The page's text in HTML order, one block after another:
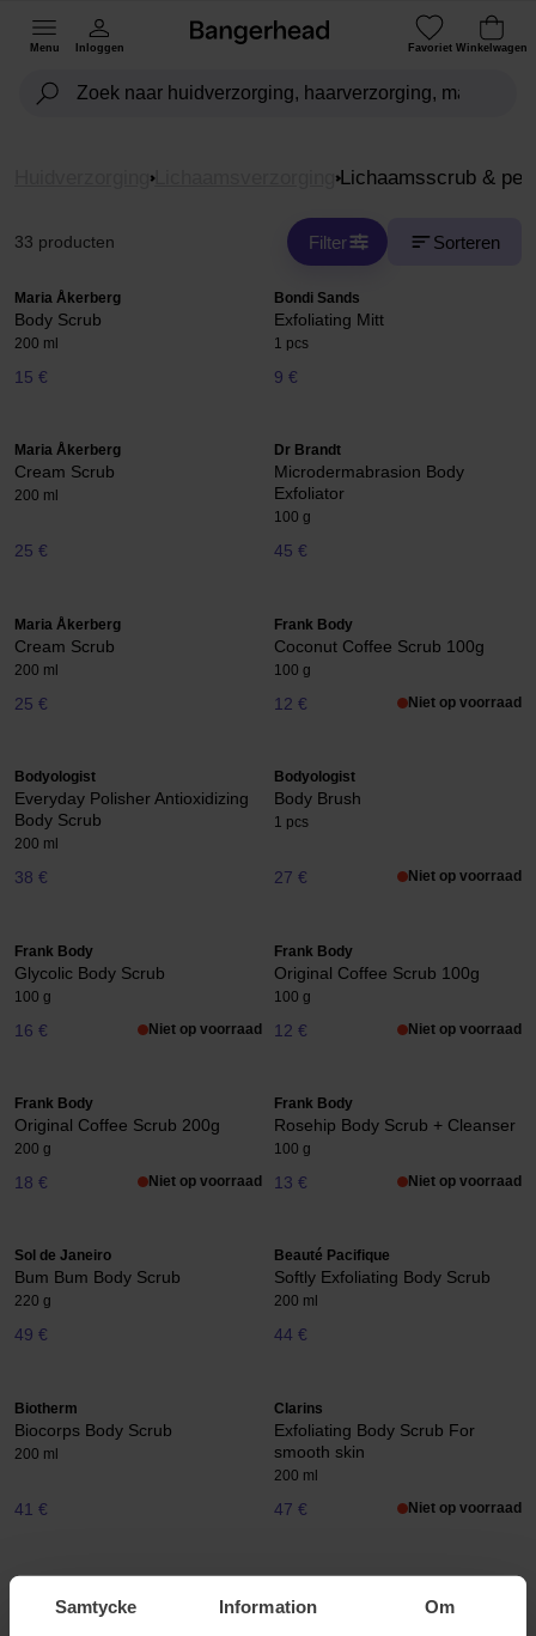
Samtycke Information Om
Menu Inloggen Favoriet Winkelwagen
Lichaamsverzorging Lichaamsscrub &
33 producten Filter Sorteren
Maria Åkerberg
Body Scrub
200 ml
15 €
Bondi Sands
Exfoliating Mitt
1 pcs
9 €
Maria Åkerberg
Cream Scrub
200 ml
25 €
Dr Brandt
Microdermabrasion Body
Exfoliator
100 g
45 €
Maria Åkerberg
Cream Scrub
200 ml
25 €
Frank Body
Coconut Coffee Scrub 100g
100 g
12 € Niet op voorraad
Bodyologist
Everyday Polisher Antioxidizing
Body Scrub
200 ml
38 €
Bodyologist
Body Brush
1 pcs
27 € Niet op voorraad
Frank Body
Glycolic Body Scrub
100 g
16 € Niet op voorraad
Frank Body
Original Coffee Scrub 100g
100 g
12 € Niet op voorraad
Frank Body
Original Coffee Scrub 200g
200 g
18 € Niet op voorraad
Frank Body
Rosehip Body Scrub + Cleanser
100 g
13 € Niet op voorraad
Sol de Janeiro
Bum Bum Body Scrub
220 g
49 €
Beauté Pacifique
Softly Exfoliating Body Scrub
200 ml
44 €
Biotherm
Biocorps Body Scrub
200 ml
41 €
Clarins
Exfoliating Body Scrub For
smooth skin
200 ml
47 € Niet op voorraad
Clarins
Exfoliating Tonic Sugar Polisher Sparkle Clean